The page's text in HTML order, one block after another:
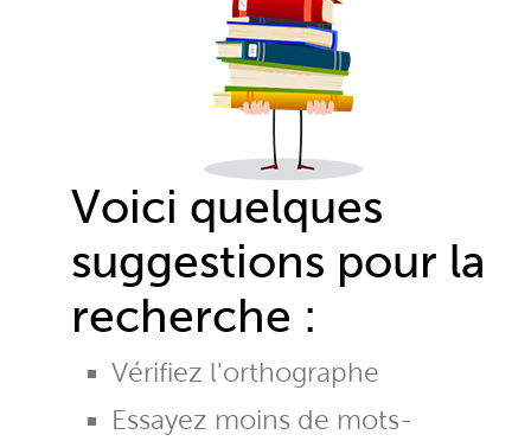
Voici quelques
suggestions pour la
recherche :
Vérifiez l'orthographe
Essayez moins de mots-